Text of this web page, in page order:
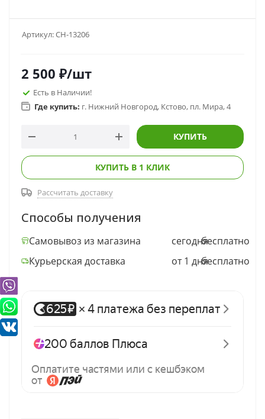
Артикул:CH-13206
2 500 ₽/шт
Есть в Наличии!
Где купить: г. Нижний Новгород, Кстово, пл. Мира, 4
КУПИТЬ
КУПИТЬ В 1 КЛИК
Рассчитать доставку
Способы получения
Самовывоз из магазина сегоднябесплатно
Курьерская доставка
от 1 днябесплатно